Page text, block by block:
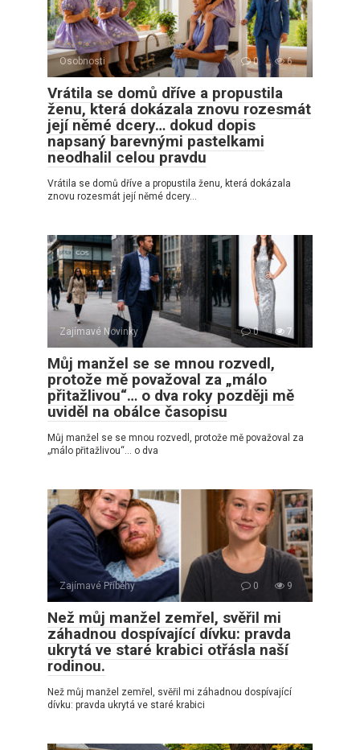
Osobnosti 0 6
Vrátila se domů dříve a propustila
ženu, která dokázala znovu rozesmát
její němé dcery… dokud dopis
napsaný barevnými pastelkami
neodhalil celou pravdu
Vrátila se domů dříve a propustila ženu, která dokázala
znovu rozesmát její němé dcery…
Zajímavé Novinky 0 7
Můj manžel se se mnou rozvedl,
protože mě považoval za „málo
přitažlivou“… o dva roky později mě
uviděl na obálce časopisu
Můj manžel se se mnou rozvedl, protože mě považoval za
„málo přitažlivou“… o dva
Zajímavé Příběhy 0 9
Než můj manžel zemřel, svěřil mi
záhadnou dospívající dívku: pravda
ukrytá ve staré krabici otřásla naší
rodinou.
Než můj manžel zemřel, svěřil mi záhadnou dospívající
dívku: pravda ukrytá ve staré krabici